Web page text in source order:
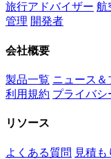
旅行アドバイザー 航
管理 開発者
会社概要
製品一覧 ニュース＆
利用規約 プライバシ
リソース
よくある質問 見積も